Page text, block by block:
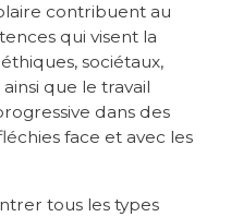
contribuent au
qui visent la
sociétaux,
que le travail
dans des
face et avec les
tous les types